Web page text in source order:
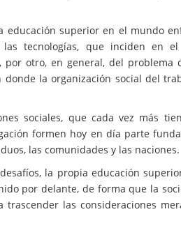
superior en el mundo
tecnologías, que inciden en
otro, en general, del problema
la organización social del
sociales, que cada vez más
formen hoy en día parte
las comunidades y las naciones.
la propia educación
por delante, de forma que la
las consideraciones